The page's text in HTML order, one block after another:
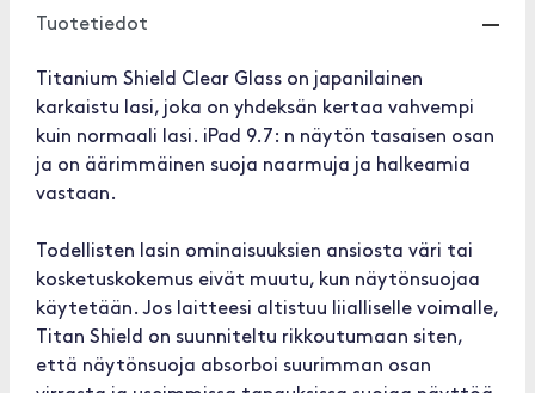
Tuotetiedot
Titanium Shield Clear Glass on japanilainen
karkaistu lasi, joka on yhdeksän kertaa vahvempi
kuin normaali lasi. iPad 9.7: n näytön tasaisen osan
ja on äärimmäinen suoja naarmuja ja halkeamia
vastaan.
Todellisten lasin ominaisuuksien ansiosta väri tai
kosketuskokemus eivät muutu, kun näytönsuojaa
käytetään. Jos laitteesi altistuu liialliselle voimalle,
Titan Shield on suunniteltu rikkoutumaan siten,
että näytönsuoja absorboi suurimman osan